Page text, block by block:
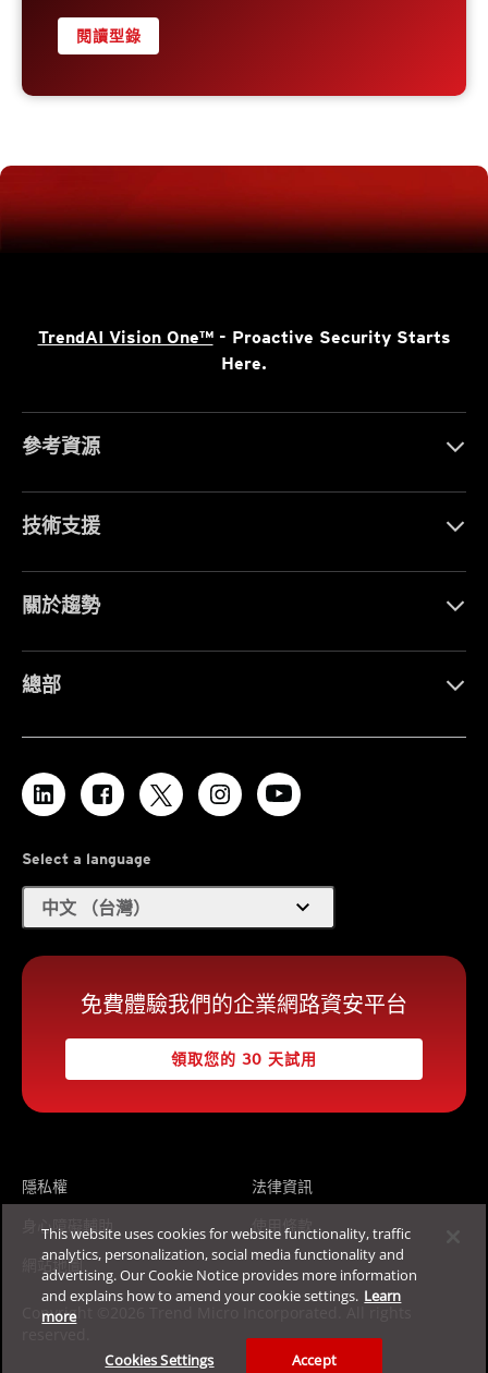
閱讀型錄
TrendAI Vision One™- Proactive Security Starts
Here.
參考資源
技術支援
關於趨勢
總部
Select a language
中文 （台灣） expand_more
免費體驗我們的企業網路資安平台
領取您的 30 天試用
隱私權
法律資訊
身心障礙輔助
使用條款
網站地圖
Copyright ©2026 Trend Micro Incorporated. All rights
This website uses cookies for website functionality, traffic
analytics, personalization, social media functionality and
advertising. Our Cookie Notice provides more information
and explains how to amend your cookie settings. Learn
more
Cookies Settings Accept